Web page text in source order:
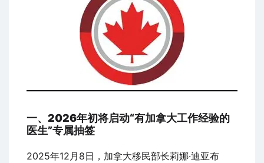
一、2026年初将启动“有加拿大工作经验的
医生”专属抽签
2025年12月8日，加拿大移民部长莉娜·迪亚布